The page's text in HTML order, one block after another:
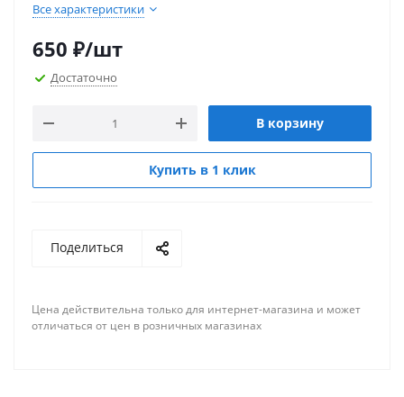
Все характеристики
650 ₽/шт
Достаточно
В корзину
Купить в 1 клик
Поделиться
Цена действительна только для интернет-магазина и может
отличаться от цен в розничных магазинах